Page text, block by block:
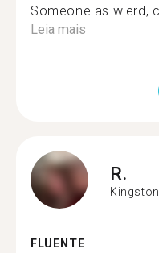
Someone as wierd,
Leia mais
R.
Kingston
FLUENTE